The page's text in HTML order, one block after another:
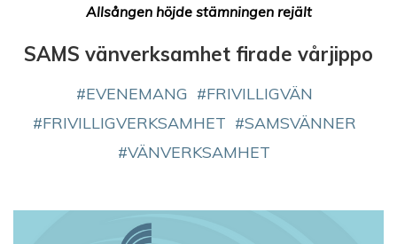
Allsången höjde stämningen rejält
SAMS vänverksamhet firade vårjippo
EVENEMANG
FRIVILLIGVÄN
FRIVILLIGVERKSAMHET
SAMSVÄNNER
VÄNVERKSAMHET